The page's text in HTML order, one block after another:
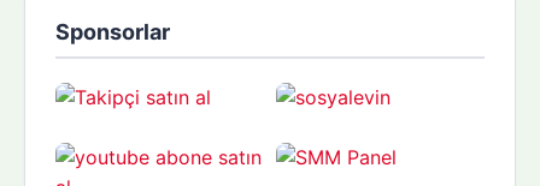
Sponsorlar